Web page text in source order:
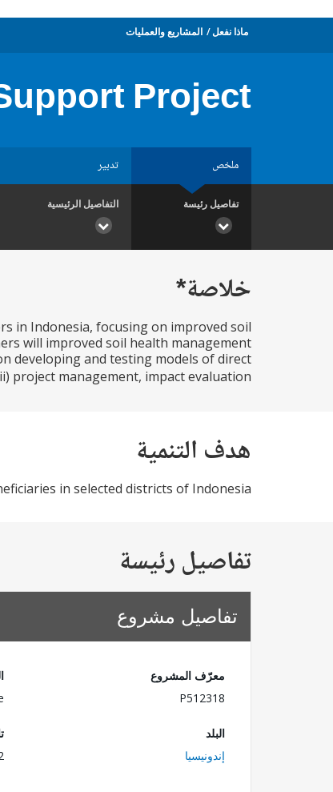
ماذا نفعل المشاريع والعمليات
Project
ملخص تدبير
تفاصيل رئيسة التفاصيل الرئيسية
خلاصة*
in Indonesia, focusing on improved soil
will improved soil health management
developing and testing models of direct
management, impact evaluation...
هدف التنمية
in selected districts of Indonesia.
تفاصيل رئيسة
تفاصيل مشروع
معرّف المشروع
P512318
البلد
إندونيسيا